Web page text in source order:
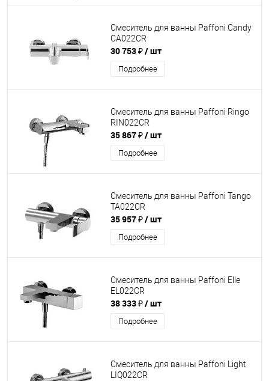
Смеситель для ванны Paffoni Candy
CA022CR
30 753 ₽/ шт
Подробнее
Смеситель для ванны Paffoni Ringo
RIN022CR
35 867 ₽/ шт
Подробнее
Смеситель для ванны Paffoni Tango
TA022CR
35 957 ₽/ шт
Подробнее
Смеситель для ванны Paffoni Elle
EL022CR
38 333 ₽/ шт
Подробнее
Смеситель для ванны Paffoni Light
LIQ022CR